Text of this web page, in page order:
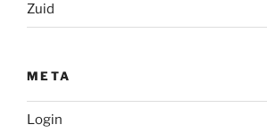
Zuid
META
Login